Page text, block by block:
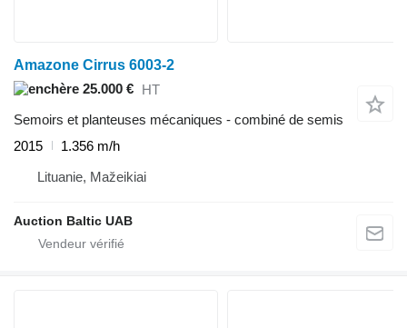
Amazone Cirrus 6003-2
25.000 €
HT
Semoirs et planteuses mécaniques - combiné de semis
2015
1.356 m/h
Lituanie, Mažeikiai
Auction Baltic UAB